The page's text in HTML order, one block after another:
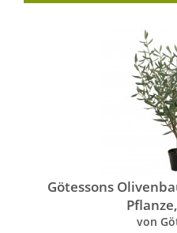
Götessons
von